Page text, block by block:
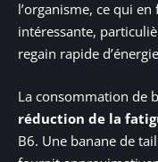
l’organisme, ce qui
intéressante,
regain rapide
La consommation de
réduction de la
B6. Une banane de